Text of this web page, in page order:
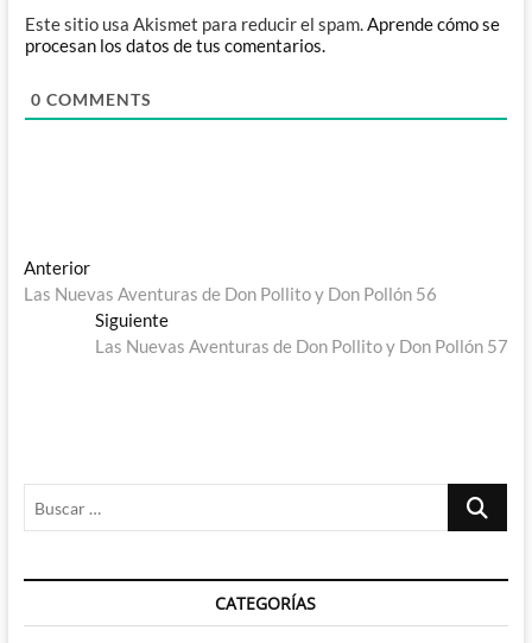
Este sitio usa Akismet para reducir el spam.Aprende cómo se
procesan los datos de tus comentarios.
0 COMMENTS
Navegación
de
entradas
AnteriorEntrada
anterior:
Las Nuevas Aventuras de Don Pollito y Don Pollón 56
SiguienteEntrada
siguiente:
Las Nuevas Aventuras de Don Pollito y Don Pollón 57
Buscar
CATEGORÍAS